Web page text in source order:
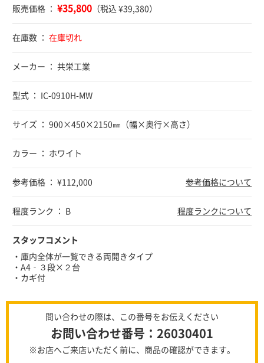
販売価格 ： ¥35,800 （税込 ¥39,380）
在庫数 ： 在庫切れ
メーカー ： 共栄工業
型式 ： IC-0910H-MW
サイズ ： 900×450×2150㎜（幅×奥行×高さ）
カラー ： ホワイト
参考価格 ： ¥112,000 参考価格について
程度ランク ： B 程度ランクについて
スタッフコメント
・庫内全体が一覧できる両開きタイプ
・A4‐３段×２台
・カギ付
問い合わせの際は、この番号をお伝えください
お問い合わせ番号：26030401
※お店へご来店いただく前に、商品の確認ができます。